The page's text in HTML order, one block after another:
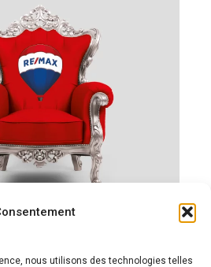
nous utilisons des technologies telles